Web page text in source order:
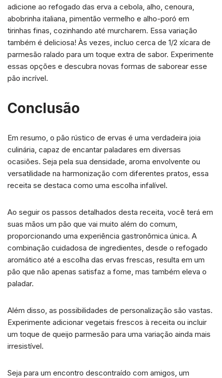
adicione ao refogado das erva a cebola, alho, cenoura,
abobrinha italiana, pimentão vermelho e alho-poró em
tirinhas finas, cozinhando até murcharem. Essa variação
também é deliciosa! Às vezes, incluo cerca de 1/2 xícara de
parmesão ralado para um toque extra de sabor. Experimente
essas opções e descubra novas formas de saborear esse
pão incrível.
Conclusão
Em resumo, o pão rústico de ervas é uma verdadeira joia
culinária, capaz de encantar paladares em diversas
ocasiões. Seja pela sua densidade, aroma envolvente ou
versatilidade na harmonização com diferentes pratos, essa
receita se destaca como uma escolha infalível.
Ao seguir os passos detalhados desta receita, você terá em
suas mãos um pão que vai muito além do comum,
proporcionando uma experiência gastronômica única. A
combinação cuidadosa de ingredientes, desde o refogado
aromático até a escolha das ervas frescas, resulta em um
pão que não apenas satisfaz a fome, mas também eleva o
paladar.
Além disso, as possibilidades de personalização são vastas.
Experimente adicionar vegetais frescos à receita ou incluir
um toque de queijo parmesão para uma variação ainda mais
irresistível.
Seja para um encontro descontraído com amigos, um